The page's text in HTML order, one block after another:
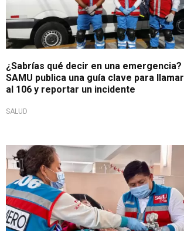
¿Sabrías qué decir en una emergencia?
SAMU publica una guía clave para llamar
al 106 y reportar un incidente
SALUD
Médicos en alerta